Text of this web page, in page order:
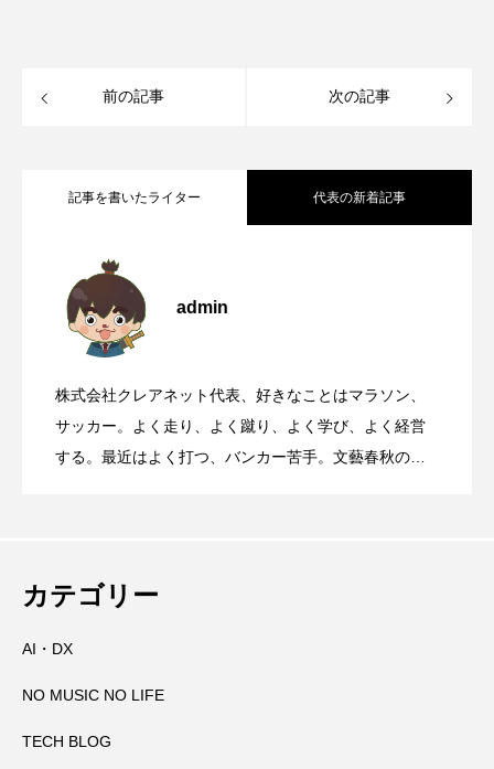
前の記事 次の記事
記事を書いたライター 代表の新着記事
admin
株式会社クレアネット代表、好きなことはマラソン、
サッカー。よく走り、よく蹴り、よく学び、よく経営
する。最近はよく打つ、バンカー苦手。文藝春秋の
2026.08.08
2026.08.07
2026.08.06 国道168号線や国道311号線を走るとき、
2026.08.03
カテゴリー
AI・DX
NO MUSIC NO LIFE
TECH BLOG